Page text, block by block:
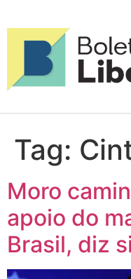
Tag:
Moro
apoio do
Brasil, diz